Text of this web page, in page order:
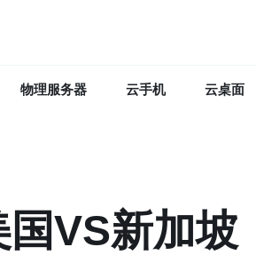
物理服务器 云手机 云桌面
VS新加坡